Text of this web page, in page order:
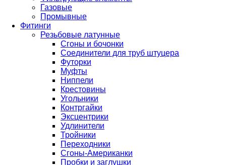
Газовые
Промывные
Фитинги
Резьбовые латунные
Сгоны и бочонки
Соединители для труб штуцера
Футорки
Муфты
Ниппели
Крестовины
Угольники
Контргайки
Эксцентрики
Удлинители
Тройники
Переходники
Сгоны-Американки
Пробки и заглушки